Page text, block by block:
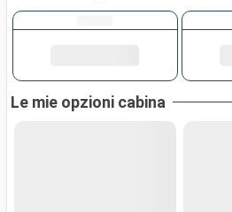
Le mie opzioni cabina